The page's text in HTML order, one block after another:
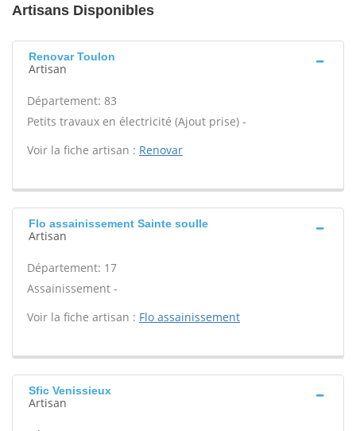
Artisans Disponibles
Renovar Toulon
Artisan
Département: 83
Petits travaux en électricité (Ajout prise) -
Voir la fiche artisan : Renovar
Flo assainissement Sainte soulle
Artisan
Département: 17
Assainissement -
Voir la fiche artisan : Flo assainissement
Sfic Venissieux
Artisan